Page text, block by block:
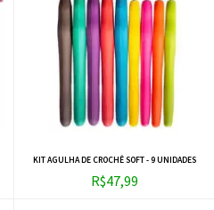
KIT AGULHA DE CROCHÊ SOFT - 9 UNIDADES
R$47,99